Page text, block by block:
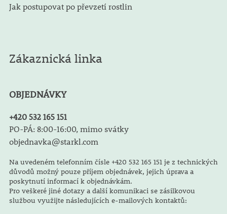
Jak postupovat po převzetí rostlin
Zákaznická linka
OBJEDNÁVKY
+420 532 165 151
PO-PÁ: 8:00-16:00, mimo svátky
objednavka@starkl.com
Na uvedeném telefonním čísle +420 532 165 151 je z technických
důvodů možný pouze příjem objednávek, jejich úprava a
poskytnutí informací k objednávkám.
Pro veškeré jiné dotazy a další komunikaci se zásilkovou
službou využijte následujících e-mailových kontaktů: